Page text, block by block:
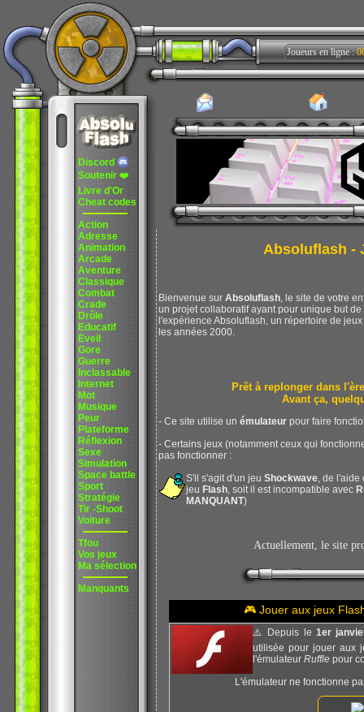
Discord
Soutenir ❤️
Livre d'Or
Cheat codes
Action
Adresse
Animation
Arcade
Aventure
Classique
Combat
Crade
Drôle
Educatif
Eveil
Gore
Guerre
Inclassable
Internet
Mot
Musique
Peur
Plateforme
Réflexion
Sexe
Simulation
Space battle
Sport
Stratégie
Tir -Shoot
Voiture
Tfou
Vos jeux
Ma sélection
Manquants
Joueurs en ligne :
Absoluflash -
Bienvenue sur Absoluflash , le site de votre
un projet collaboratif ayant pour unique but
l'expérience Absoluflash, un répertoire de
les années 2000.
Prêt à replonger dans
Avant ça,
- Ce site utilise un émulateur pour faire
- Certains jeux (notamment ceux qui
pas fonctionner :
S'il s'agit d'un jeu Shockwave , de
jeu Flash , soit il est incompatible avec
MANQUANT)
Actuellement, le site
🎮 Jouer aux jeux
⚠️ Depuis le 1er
utilisée pour jouer aux
l'émulateur Ruffle pour
L'émulateur ne fonctionne